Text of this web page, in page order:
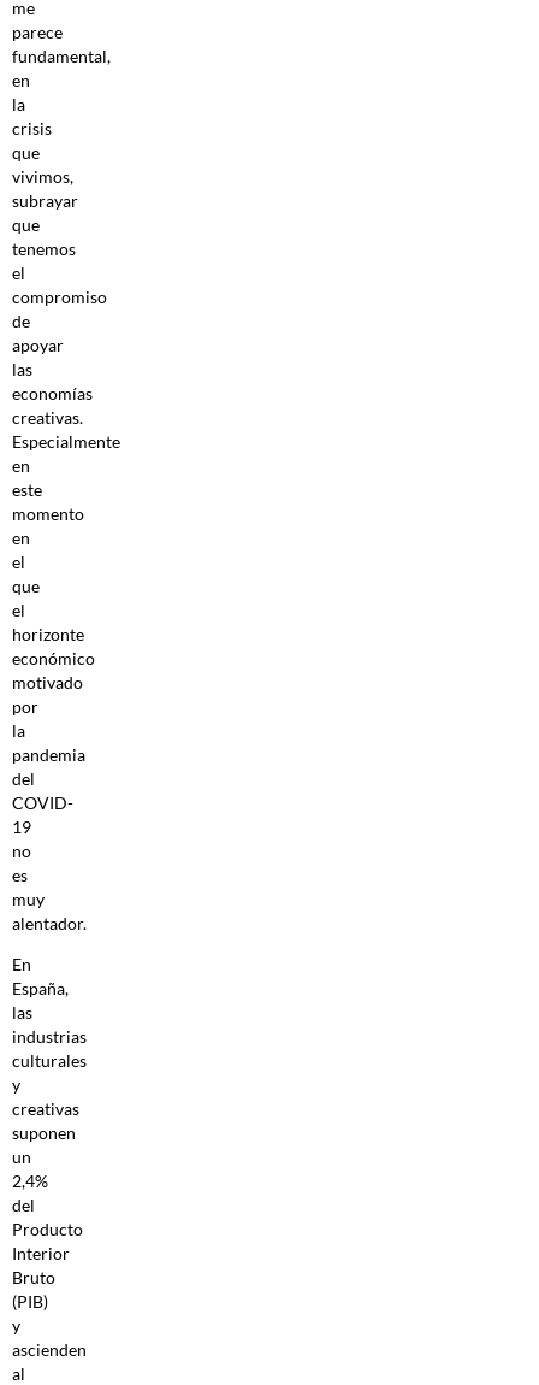
me
parece
fundamental,
en
la
crisis
que
vivimos,
subrayar
que
tenemos
el
compromiso
de
apoyar
las
economías
creativas.
Especialmente
en
este
momento
en
el
que
el
horizonte
económico
motivado
por
la
pandemia
del
COVID-
19
no
es
muy
alentador.
En
España,
las
industrias
culturales
y
creativas
suponen
un
2,4%
del
Producto
Interior
Bruto
(PIB)
y
ascienden
al